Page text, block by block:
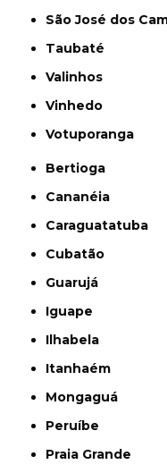
São José dos
Taubaté
Valinhos
Vinhedo
Votuporanga
Bertioga
Cananéia
Caraguatatuba
Cubatão
Guarujá
Iguape
Ilhabela
Itanhaém
Mongaguá
Peruíbe
Praia Grande